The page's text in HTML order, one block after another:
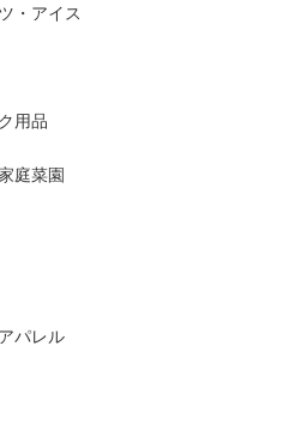
・アイス
用品
庭菜園
パレル